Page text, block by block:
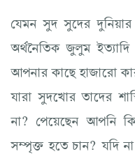
যেমন সুদ সুদের
অর্থনৈতিক জুলুম
আপনার কাছে হাজারো
যারা সুদখোর তাদের
না? পেয়েছেন আপনি
সম্পৃক্ত হতে চান? যদি